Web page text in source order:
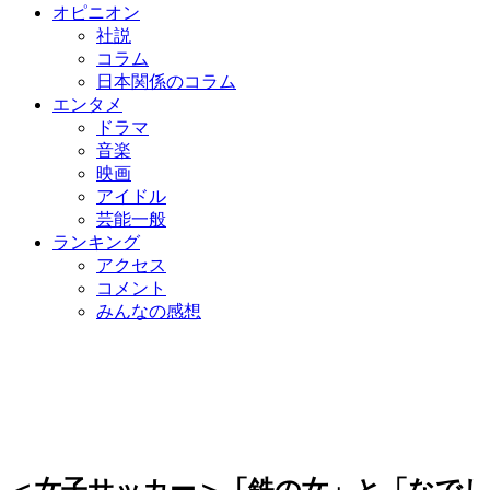
オピニオン
社説
コラム
日本関係のコラム
エンタメ
ドラマ
音楽
映画
アイドル
芸能一般
ランキング
アクセス
コメント
みんなの感想